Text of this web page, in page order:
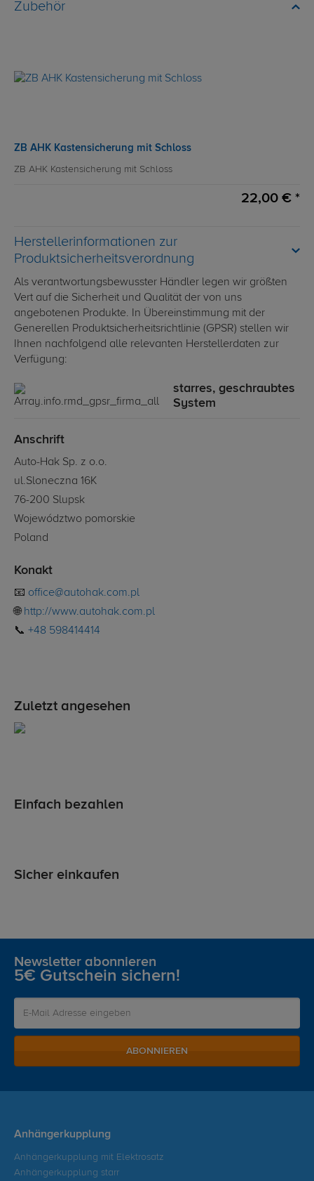
Zubehör
ZB AHK Kastensicherung mit Schloss
ZB AHK Kastensicherung mit Schloss
22,00 € *
Herstellerinformationen zur
Produktsicherheitsverordnung
Als verantwortungsbewusster Händler legen wir größten
Vert auf die Sicherheit und Qualität der von uns
angebotenen Produkte. In Übereinstimmung mit der
Generellen Produktsicherheitsrichtlinie (GPSR) stellen wir
Ihnen nachfolgend alle relevanten Herstellerdaten zur
Verfügung:
starres, geschraubtes
System
Anschrift
Auto-Hak Sp. z o.o.
ul.Sloneczna 16K
76-200 Slupsk
Województwo pomorskie
Poland
Konakt
📧 office@autohak.com.pl
🌐 http://www.autohak.com.pl
📞 +48 598414414
Zuletzt angesehen
Einfach bezahlen
Sicher einkaufen
Newsletter abonnieren
5€ Gutschein sichern!
ABONNIEREN
Anhängerkupplung
Anhängerkupplung mit Elektrosatz
Anhängerkupplung starr